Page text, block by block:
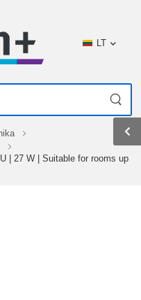
LT
| 27 W | Suitable for rooms up